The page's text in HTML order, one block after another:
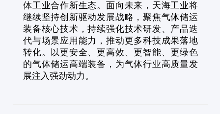
体工业合作新生态。面向未来，天海工业将
继续坚持创新驱动发展战略，聚焦气体储运
装备核心技术，持续强化技术研发、产品迭
代与场景应用能力，推动更多科技成果落地
转化。以更安全、更高效、更智能、更绿色
的气体储运高端装备，为气体行业高质量发
展注入强劲动力。